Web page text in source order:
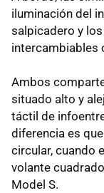
iluminación del
salpicadero y
intercambiables
Ambos
situado alto y
táctil de
diferencia es
circular, cuando
volante
Model S.